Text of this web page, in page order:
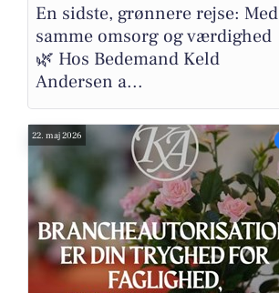
En sidste, grønnere rejse: Med
samme omsorg og værdighed
🌿 Hos Bedemand Keld
Andersen a...
22. maj 2026